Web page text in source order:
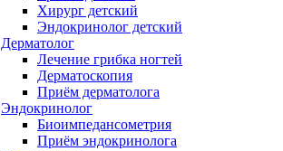
Хирург детский
Эндокринолог детский
Дерматолог
Лечение грибка ногтей
Дерматоскопия
Приём дерматолога
Эндокринолог
Биоимпедансометрия
Приём эндокринолога